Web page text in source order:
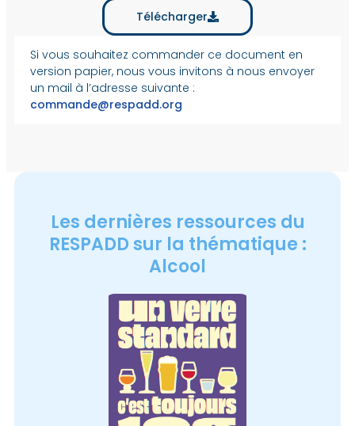
Télécharger
Si vous souhaitez commander ce document en
version papier, nous vous invitons à nous envoyer
un mail à l’adresse suivante :
commande@respadd.org
Les dernières ressources du
RESPADD sur la thématique :
Alcool